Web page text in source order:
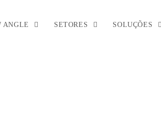
ANGLE SETORES SOLUÇÕES